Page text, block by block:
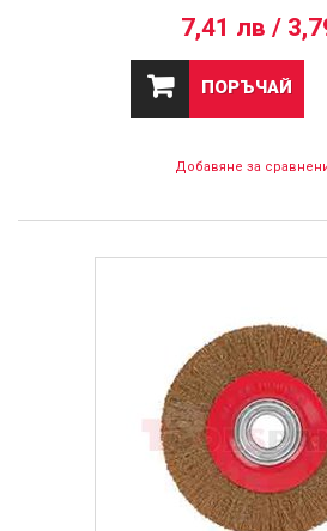
7,41 лв /
ПОРЪЧАЙ
Добавяне за